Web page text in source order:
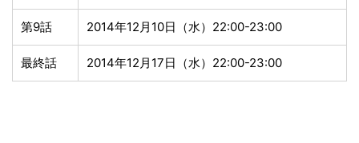
第9話 2014年12月10日（水）22:00-23:00
最終話 2014年12月17日（水）22:00-23:00